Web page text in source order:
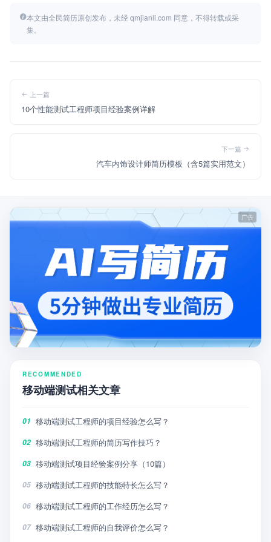
本文由全民简历原创发布，未经 qmjianli.com 同意，不得转载或采
集。
上一篇
10个性能测试工程师项目经验案例详解
下一篇
汽车内饰设计师简历模板（含5篇实用范文）
RECOMMENDED
移动端测试相关文章
01 移动端测试工程师的项目经验怎么写？
02 移动端测试工程师的简历写作技巧？
03 移动端测试项目经验案例分享（10篇）
05 移动端测试工程师的技能特长怎么写？
06 移动端测试工程师的工作经历怎么写？
07 移动端测试工程师的自我评价怎么写？